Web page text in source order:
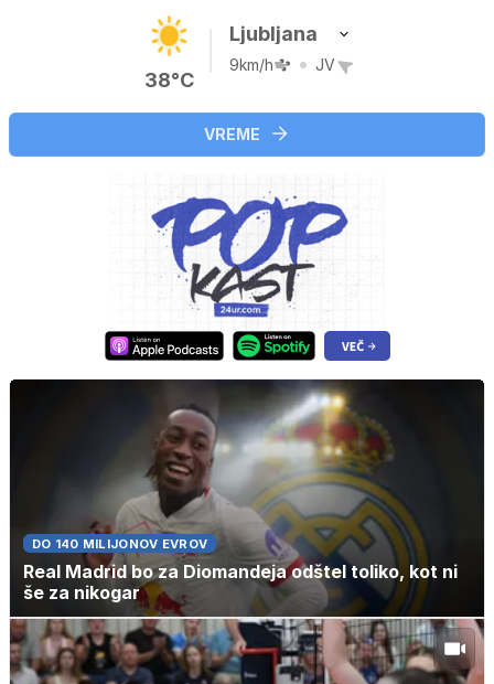
38°C
Ljubljana
9km/h JV
VREME
DO 140 MILIJONOV EVROV
Real Madrid bo za Diomandeja odštel toliko, kot ni
še za nikogar